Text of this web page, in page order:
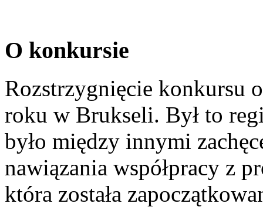
O konkursie
Rozstrzygnięcie konkursu
roku w Brukseli. Był to
było między innymi
nawiązania współpracy z
która została